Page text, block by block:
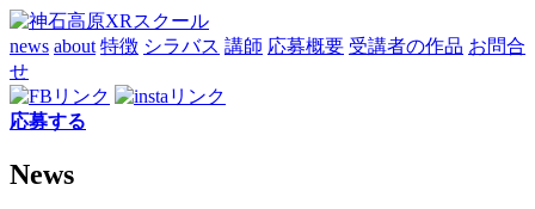
news about 特徴 シラバス 講師 応募概要 受講者の作品 お問合
せ
応募する
News